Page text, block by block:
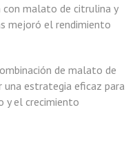
malato de citrulina y
mejoró el rendimiento
de malato de
una estrategia eficaz para
y el crecimiento